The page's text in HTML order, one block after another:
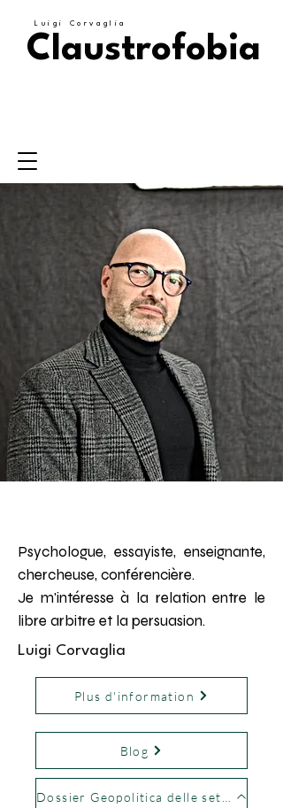
Luigi Corvaglia
Claustrofobia
Psychologue, essayiste, enseignante,
chercheuse, conférencière.
Je m'intéresse à la relation entre le
libre arbitre et la persuasion.
Luigi Corvaglia
Plus d'information
Blog